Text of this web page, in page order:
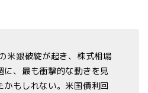
米銀破綻が起き、株式相場
に、最も衝撃的な動きを見
もしれない。米国債利回